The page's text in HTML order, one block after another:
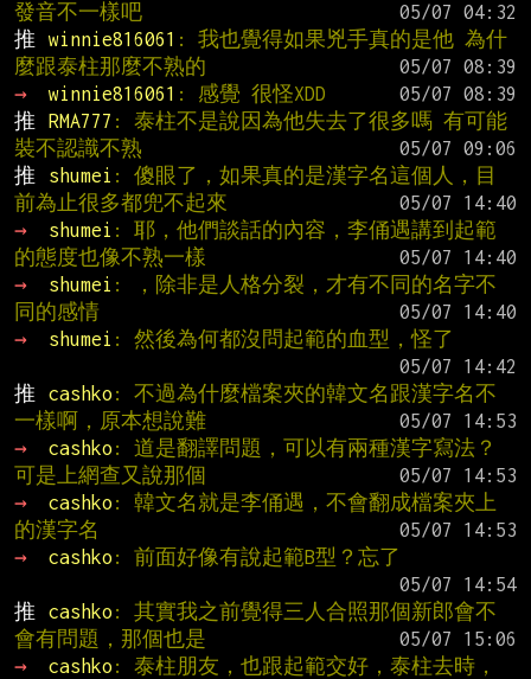
發音不一樣吧
推
winnie816061 : 我也覺得如果兇手真的是他 為什
麼跟泰柱那麼不熟的
→
winnie816061 : 感覺 很怪XDD
推
RMA777 : 泰柱不是說因為他失去了很多嗎 有可能
裝不認識不熟
推
shumei : 傻眼了，如果真的是漢字名這個人，目
前為止很多都兜不起來
→
shumei : 耶，他們談話的內容，李俑遇講到起範
的態度也像不熟一樣
→
shumei : ，除非是人格分裂，才有不同的名字不
同的感情
→
shumei : 然後為何都沒問起範的血型，怪了
推
cashko : 不過為什麼檔案夾的韓文名跟漢字名不
一樣啊，原本想說難
→
cashko : 道是翻譯問題，可以有兩種漢字寫法？
可是上網查又說那個
→
cashko : 韓文名就是李俑遇，不會翻成檔案夾上
的漢字名
→
cashko : 前面好像有說起範B型？忘了
推
cashko : 其實我之前覺得三人合照那個新郎會不
會有問題，那個也是
→
cashko : 泰柱朋友，也跟起範交好，泰柱去時，